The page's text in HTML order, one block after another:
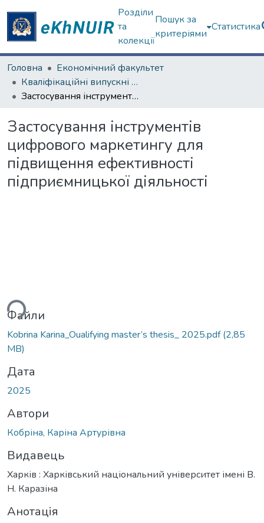
Розділи
та
колекції
Пошук за
критеріями
Статистика
Головна
Економічний факультет
Кваліфікаційні випускні роботи магістрів. Економічний факультет
Застосування інструментів цифрового маркетингу для підвищення ефективності підприємницької діяльності
Застосування інструментів
цифрового маркетингу для
підвищення ефективності
підприємницької діяльності
Файли
Kobrina Karina_Oualifying master’s thesis_ 2025.pdf(2,85
MB)
Дата
2025
Автори
Кобріна, Каріна Артурівна
Видавець
Харків : Харківський національний університет імені В.
Н. Каразіна
Анотація